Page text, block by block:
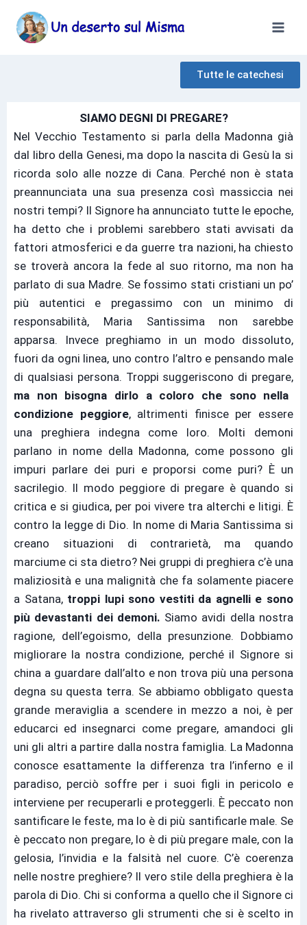
Tutte le catechesi
SIAMO DEGNI DI PREGARE?
Nel Vecchio Testamento si parla della Madonna già
dal libro della Genesi, ma dopo la nascita di Gesù la si
ricorda solo alle nozze di Cana. Perché non è stata
preannunciata una sua presenza così massiccia nei
nostri tempi? Il Signore ha annunciato tutte le epoche,
ha detto che i problemi sarebbero stati avvisati da
fattori atmosferici e da guerre tra nazioni, ha chiesto
se troverà ancora la fede al suo ritorno, ma non ha
parlato di sua Madre. Se fossimo stati cristiani un po’
più autentici e pregassimo con un minimo di
responsabilità, Maria Santissima non sarebbe
apparsa. Invece preghiamo in un modo dissoluto,
fuori da ogni linea, uno contro l’altro e pensando male
di qualsiasi persona. Troppi suggeriscono di pregare,
ma non bisogna dirlo a coloro che sono nella
condizione peggiore, altrimenti finisce per essere
una preghiera indegna come loro. Molti demoni
parlano in nome della Madonna, come possono gli
impuri parlare dei puri e proporsi come puri? È un
sacrilegio. Il modo peggiore di pregare è quando si
critica e si giudica, per poi vivere tra alterchi e litigi. È
contro la legge di Dio. In nome di Maria Santissima si
creano situazioni di contrarietà, ma quando
marciume ci sta dietro? Nei gruppi di preghiera c’è una
maliziosità e una malignità che fa solamente piacere
a Satana, troppi lupi sono vestiti da agnelli e sono
più devastanti dei demoni. Siamo avidi della nostra
ragione, dell’egoismo, della presunzione. Dobbiamo
migliorare la nostra condizione, perché il Signore si
china a guardare dall’alto e non trova più una persona
degna su questa terra. Se abbiamo obbligato questa
grande meraviglia a scendere in mezzo a noi, è per
educarci ed insegnarci come pregare, amandoci gli
uni gli altri a partire dalla nostra famiglia. La Madonna
conosce esattamente la differenza tra l’inferno e il
paradiso, perciò soffre per i suoi figli in pericolo e
interviene per recuperarli e proteggerli. È peccato non
santificare le feste, ma lo è di più santificarle male. Se
è peccato non pregare, lo è di più pregare male, con la
gelosia, l’invidia e la falsità nel cuore. C’è coerenza
nelle nostre preghiere? Il vero stile della preghiera è la
parola di Dio. Chi si conforma a quello che il Signore ci
ha rivelato attraverso gli strumenti che si è scelto in